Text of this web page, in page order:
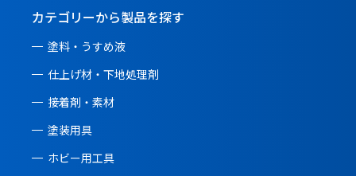
カテゴリーから製品を探す
塗料・うすめ液
仕上げ材・下地処理剤
接着剤・素材
塗装用具
ホビー用工具